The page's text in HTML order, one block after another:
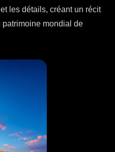
les détails, créant un récit
mondial de